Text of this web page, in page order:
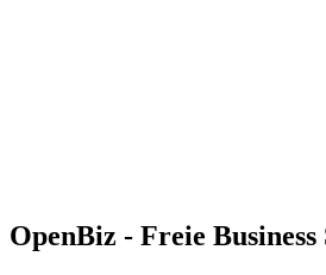
OpenBiz - Freie Business